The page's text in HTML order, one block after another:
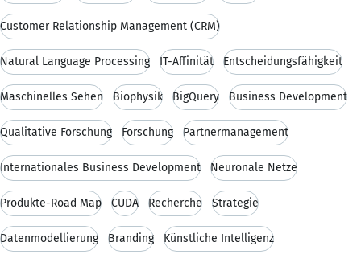
Customer Relationship Management (CRM)
Natural Language Processing IT-Affinität Entscheidungsfähigkeit
Maschinelles Sehen Biophysik BigQuery Business Development
Qualitative Forschung Forschung Partnermanagement
Internationales Business Development Neuronale Netze
Produkte-Road Map CUDA Recherche Strategie
Datenmodellierung Branding Künstliche Intelligenz